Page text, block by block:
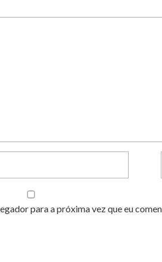
para a próxima vez que eu